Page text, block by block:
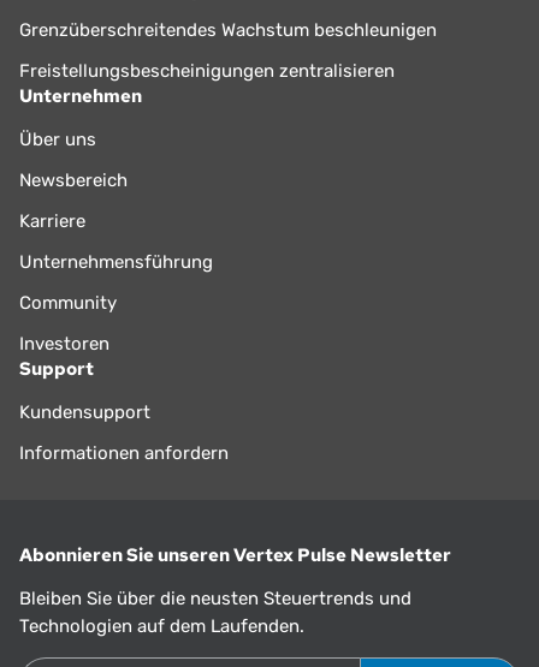
Grenzüberschreitendes Wachstum beschleunigen
Freistellungsbescheinigungen zentralisieren
Unternehmen
Über uns
Newsbereich
Karriere
Unternehmensführung
Community
Investoren
Support
Kundensupport
Informationen anfordern
Abonnieren Sie unseren Vertex Pulse Newsletter
Bleiben Sie über die neusten Steuertrends und
Technologien auf dem Laufenden.